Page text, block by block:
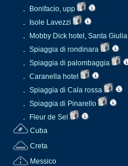
Bonifacio, upp
Isole Lavezzi
Mobby Dick hotel, Santa Giulia
Spiaggia di rondinara
Spiaggia di palombaggia
Caranella hotel
Spiaggia di Cala rossa
Spiaggia di Pinarello
Fleur de Sel
Cuba
Creta
Messico